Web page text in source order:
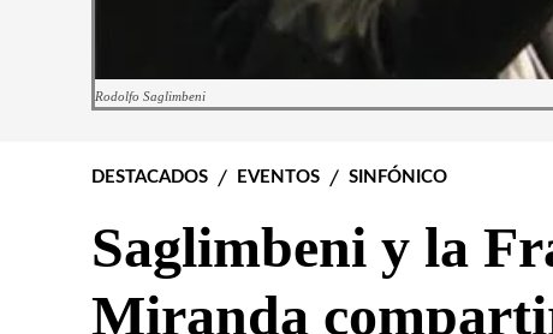
Rodolfo Saglimbeni
DESTACADOS EVENTOS SINFÓNICO
Saglimbeni y la
Miranda